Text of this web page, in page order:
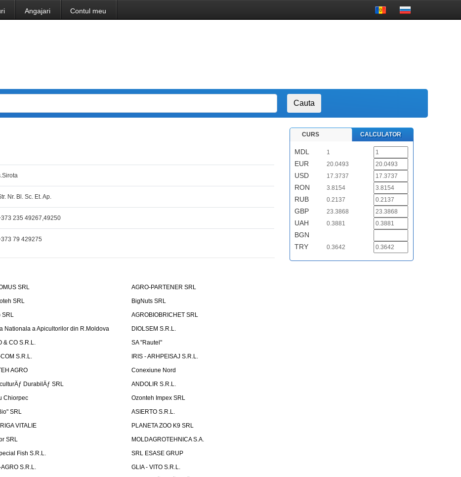
Angajari Contul meu
Nr. Bl. Sc. Et. Ap.
235 49267,49250
79 429275
SRL
AGRO-PARTENER SRL
SRL
BigNuts SRL
SRL
AGROBIOBRICHET SRL
Nationala a Apicultorilor din R.Moldova
DIOLSEM S.R.L.
& CO S.R.L.
SA "Rautel"
S.R.L.
IRIS - ARHPEISAJ S.R.L.
AGRO
Conexiune Nord
DurabilÄƒ SRL
ANDOLIR S.R.L.
Chiorpec
Ozonteh Impex SRL
SRL
ASIERTO S.R.L.
VITALIE
PLANETA ZOO K9 SRL
SRL
MOLDAGROTEHNICA S.A.
Fish S.R.L.
SRL ESASE GRUP
S.R.L.
GLIA - VITO S.R.L.
CURS CALCULATOR
MDL 1
EUR 20.0493
USD 17.3737
RON 3.8154
RUB 0.2137
GBP 23.3868
UAH 0.3881
BGN
TRY
0.3642